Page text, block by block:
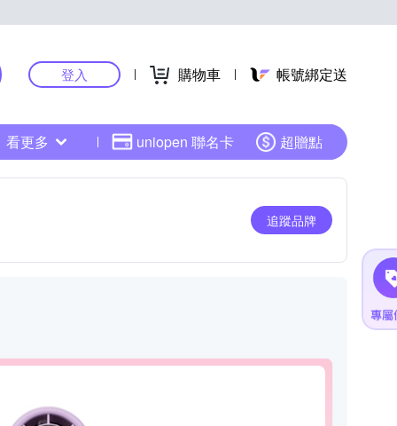
登入 購物車 帳號綁定送
看更多 uniopen 聯名卡 超贈點
追蹤品牌